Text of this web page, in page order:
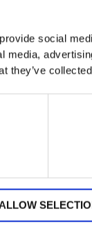
social
media,
they’ve